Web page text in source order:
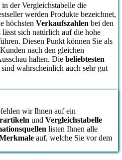
der Vergleichstabelle die
werden Produkte bezeichnet,
höchsten Verkaufszahlen bei den
sich natürlich auf die hohe
Diesen Punkt können Sie als
nach den gleichen
halten. Die beliebtesten
sind wahrscheinlich auch sehr gut
wir Ihnen auf ein
und Vergleichstabelle
listen Ihnen alle
auf, welche Sie vor dem